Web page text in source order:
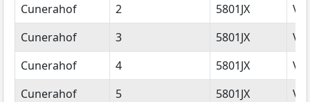
Cunerahof
2 5801JX
Cunerahof
3 5801JX
Cunerahof
4 5801JX
Cunerahof
5 5801JX